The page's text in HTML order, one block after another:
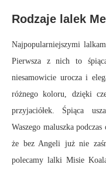
Rodzaje lalek
Najpopularniejszymi
Pierwsza z nich to
niesamowicie urocza i
różnego koloru, dzięki
przyjaciółek. Śpiąca
Waszego maluszka
że bez Angeli już nie
polecamy lalki Misie